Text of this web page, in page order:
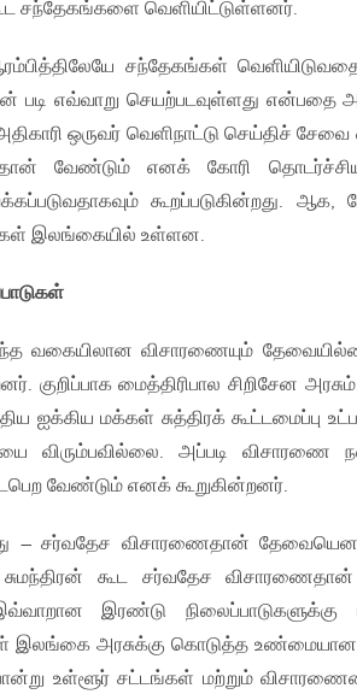
சந்தேகங்களை வெளியிட்டுள்ளனர்.
சந்தேகங்கள்
படி எவ்வாறு செயற்படவுள்ளது
ஒருவர் வெளிநாட்டு செய்திச்
வேண்டும் எனக் கோரி
கூறப்படுகின்றது.
இலங்கையில் உள்ளன.
வகையிலான விசாரணையும்
குறிப்பாக மைத்திரிபால சிறிசேன
ஐக்கிய மக்கள் சுத்திரக் கூட்டமைப்பு
விரும்பவில்லை. அப்படி விசாரணை
வேண்டும் எனக் கூறுகின்றனர்.
– சர்வதேச விசாரணைதான்
கூட சர்வதேச
இரண்டு நிலைப்பாடுகளுக்கு
இலங்கை அரசுக்கு கொடுத்த
உள்ளூர் சட்டங்கள் மற்றும்